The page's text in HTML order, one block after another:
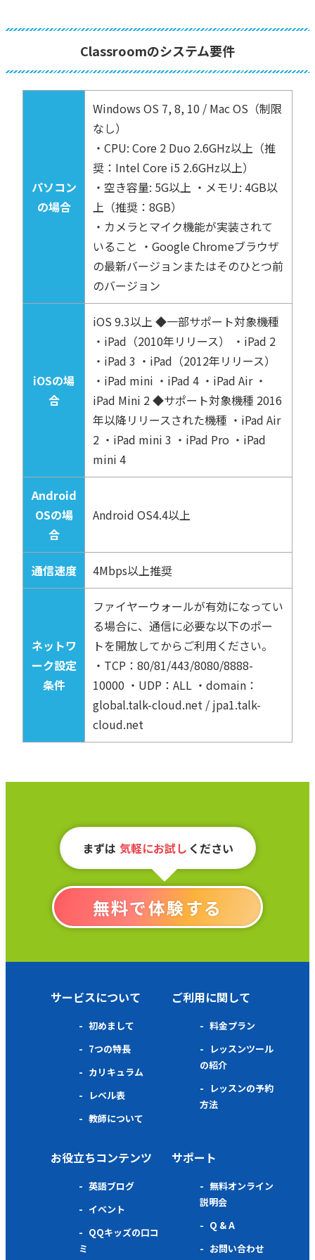
Classroomのシステム要件
パソコン
の場合
Windows OS 7, 8, 10 / Mac OS（制限
なし）
・CPU: Core 2 Duo 2.6GHz以上（推
奨：Intel Core i5 2.6GHz以上）
・空き容量: 5G以上 ・メモリ: 4GB以
上（推奨：8GB）
・カメラとマイク機能が実装されて
いること ・Google Chromeブラウザ
の最新バージョンまたはそのひとつ前
のバージョン
iOSの場
合
iOS 9.3以上 ◆一部サポート対象機種
・iPad（2010年リリース） ・iPad 2
・iPad 3 ・iPad（2012年リリース）
・iPad mini ・iPad 4 ・iPad Air ・
iPad Mini 2 ◆サポート対象機種 2016
年以降リリースされた機種 ・iPad Air
2 ・iPad mini 3 ・iPad Pro ・iPad
mini 4
Android
OSの場
合
Android OS4.4以上
通信速度 4Mbps以上推奨
ネットワ
ーク設定
条件
ファイヤーウォールが有効になってい
る場合に、通信に必要な以下のポー
トを開放してからご利用ください。
・TCP：80/81/443/8080/8888-
10000 ・UDP：ALL ・domain：
global.talk-cloud.net / jpa1.talk-
cloud.net
まずは 気軽にお試し ください
無料で体験する
サービスについて
初めまして
7つの特長
カリキュラム
レベル表
教師について
ご利用に関して
料金プラン
レッスンツール
の紹介
レッスンの予約
方法
お役立ちコンテンツ
英語ブログ
イベント
QQキッズの口コ
ミ
サポート
無料オンライン
説明会
Q & A
お問い合わせ